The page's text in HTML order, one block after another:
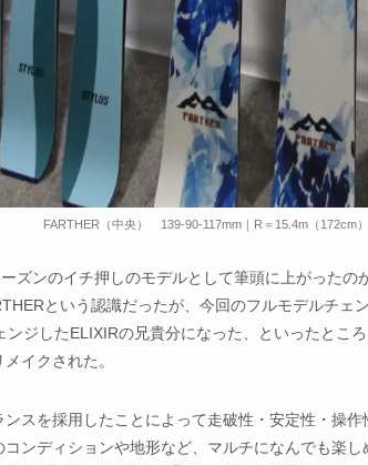
FARTHER（中央） 139-90-117mm｜R＝15.4m（172cm
ズンのイチ押しのモデルとして筆頭に上がった
という認識だったが、今回のフルモデルチェ
ンジしたELIXIRの兄貴分になった、といったとこ
イクされた。
スを採用したことによって走破性・安定性・操
ンディションや地形など、マルチになんでも楽